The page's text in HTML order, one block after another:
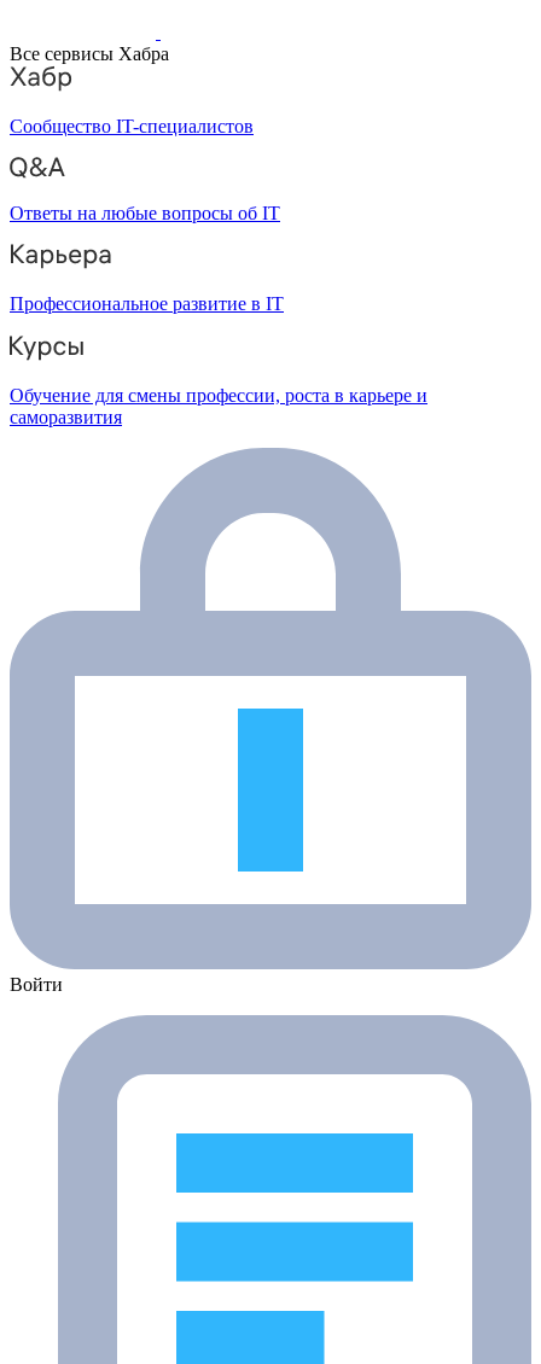
Все сервисы Хабра
Сообщество IT-специалистов
Ответы на любые вопросы об IT
Профессиональное развитие в IT
Обучение для смены профессии, роста в карьере и
саморазвития
Войти